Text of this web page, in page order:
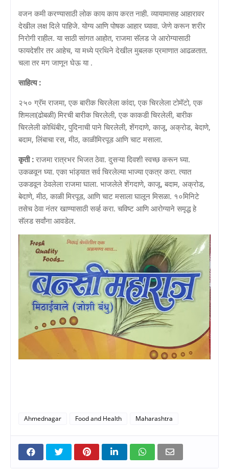
वजन कमी करण्यासाठी लोक काय काय करत नाही. व्यायामासह आहारावर
देखील लक्ष दिले पाहिजे. योग्य आणि पोषक आहार घ्यावा. जेणे करून शरीर
निरोगी राहील. या साठी सांगत आहोत, राजमा सॅलड जे आरोग्यासाठी
फायदेशीर तर आहेच, या मध्ये प्रथिने देखील मुबलक प्रमाणात आढळतात.
चला तर मग जाणून घेऊ या .
साहित्य :
२५० ग्रॅम राजमा, एक बारीक चिरलेला कांदा, एक चिरलेला टोमॅटो, एक
शिमला(ढोबळी) मिरची बारीक चिरलेली, एक काकडी चिरलेली, बारीक
चिरलेली कोथिंबीर, पुदिनाची पाने चिरलेली, शेंगदाणे, काजू, अक्रोड, बेदाणे,
बदाम, लिंबाचा रस, मीठ, काळीमिरपूड आणि चाट मसाला.
कृती : राजमा रात्रभर भिजत ठेवा. दुसऱ्या दिवशी स्वच्छ करून घ्या.
उकळवून घ्या. एका भांड्यात सर्व चिरलेल्या भाज्या एकत्र करा. त्यात
उकडवून ठेवलेला राजमा घाला. भाजलेले शेंगदाणे, काजू, बदाम, अक्रोड,
बेदाणे, मीठ, काळी मिरपूड, आणि चाट मसाला घालून मिसळा. १०मिनिटे
तसेच ठेवा नंतर खाण्यासाठी सर्व्ह करा. चविष्ट आणि आरोग्याने समृद्ध हे
सॅलड सर्वांना आवडेल.
Ahmednagar Food and Health Maharashtra